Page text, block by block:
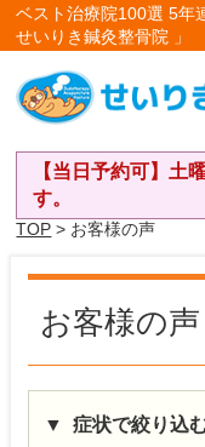
ベスト治療院100選 5
せいりき鍼灸整骨院 」
【当日予約可】土
す。
TOP > お客様の声
お客様の声
症状で絞り込